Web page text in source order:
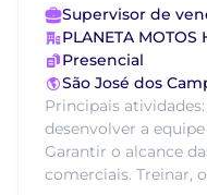
Supervisor de
PLANETA MOTOS
Presencial
São José dos
Principais
desenvolver a
Garantir o alcance
comerciais. Treinar,